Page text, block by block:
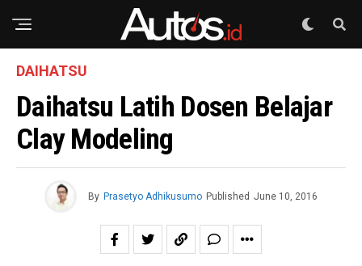
DAIHATSU
Daihatsu Latih Dosen Belajar
Clay Modeling
By Prasetyo Adhikusumo Published June 10, 2016